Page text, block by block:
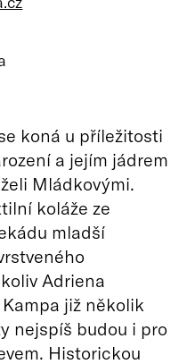
koná u příležitosti
a jejím jádrem
Mládkovými.
koláže ze
mladší
Adriena
již několik
nejspíš budou i pro
Historickou